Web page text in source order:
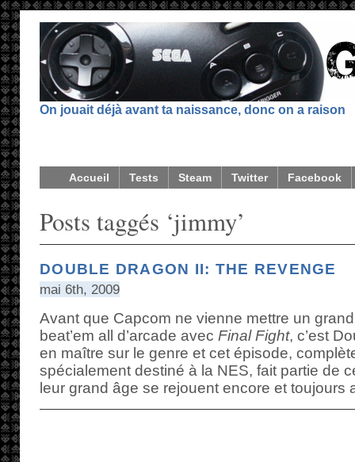
On jouait déjà avant ta naissance, donc on a raison
Accueil Tests Steam Twitter Facebook
Posts taggés ‘jimmy’
DOUBLE DRAGON II: THE REVENGE
mai 6th, 2009
Avant que Capcom ne vienne mettre un
beat’em all d’arcade avec Final Fight, c’est
en maître sur le genre et cet épisode,
spécialement destiné à la NES, fait partie de
leur grand âge se rejouent encore et toujours